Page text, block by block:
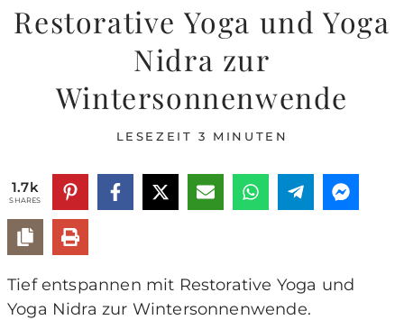
Restorative Yoga und Yoga
Nidra zur
Wintersonnenwende
LESEZEIT 3 MINUTEN
1.7k
SHARES
Tief entspannen mit Restorative Yoga und
Yoga Nidra zur Wintersonnenwende.